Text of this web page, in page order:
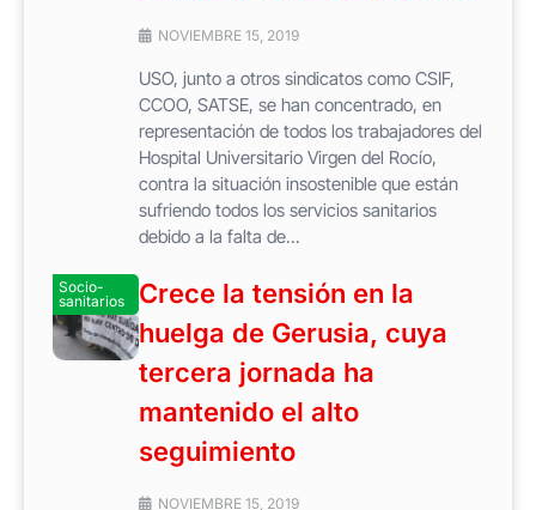
NOVIEMBRE 15, 2019
USO, junto a otros sindicatos como CSIF,
CCOO, SATSE, se han concentrado, en
representación de todos los trabajadores del
Hospital Universitario Virgen del Rocío,
contra la situación insostenible que están
sufriendo todos los servicios sanitarios
debido a la falta de...
Socio-
sanitarios
Crece la tensión en la
huelga de Gerusia, cuya
tercera jornada ha
mantenido el alto
seguimiento
NOVIEMBRE 15, 2019